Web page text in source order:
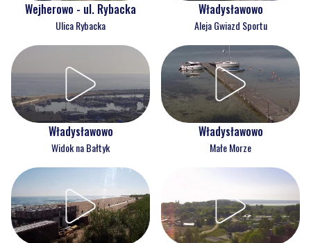
Wejherowo - ul. Rybacka
Ulica Rybacka
Władysławowo
Aleja Gwiazd Sportu
Władysławowo
Widok na Bałtyk
Władysławowo
Małe Morze